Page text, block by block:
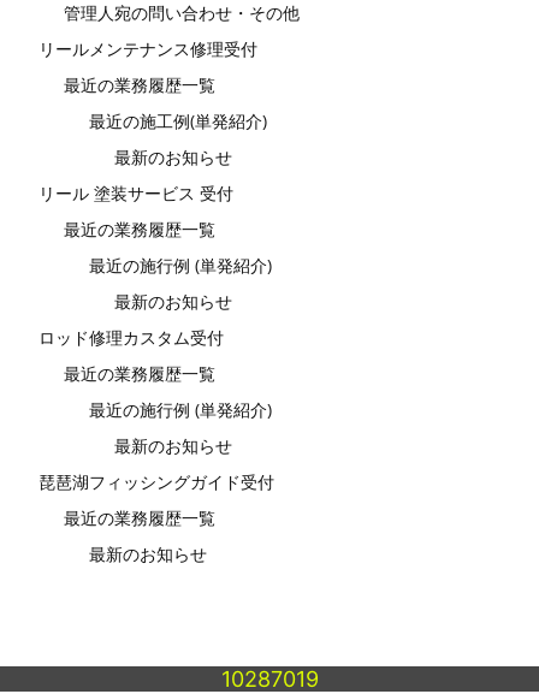
管理人宛の問い合わせ・その他
リールメンテナンス修理受付
最近の業務履歴一覧
最近の施工例(単発紹介)
最新のお知らせ
リール 塗装サービス 受付
最近の業務履歴一覧
最近の施行例 (単発紹介)
最新のお知らせ
ロッド修理カスタム受付
最近の業務履歴一覧
最近の施行例 (単発紹介)
最新のお知らせ
琵琶湖フィッシングガイド受付
最近の業務履歴一覧
最新のお知らせ
10287019